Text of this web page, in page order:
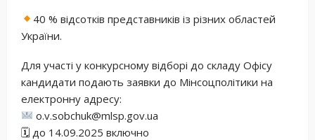
40 % відсотків представників із різних областей
України.
Для участі у конкурсному відборі до складу Офісу
кандидати подають заявки до Мінсоцполітики на
електронну адресу:
o.v.sobchuk@mlsp.gov.ua
🗓 до 14.09.2025 включно